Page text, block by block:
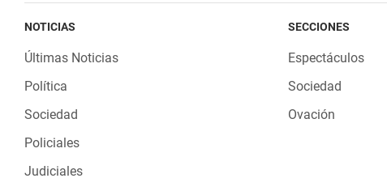
NOTICIAS
Últimas Noticias
Política
Sociedad
Policiales
Judiciales
SECCIONES
Espectáculos
Sociedad
Ovación